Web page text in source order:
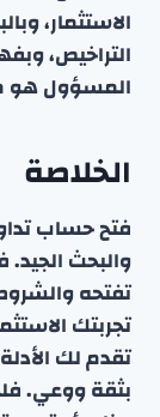
الاستثمار،
التراخيص،
المسؤول هو
الخلاصة
فتح حساب
والبحث
تفتحه
تجربتك
تقدم لك الأدلة
بثقة ووعي.